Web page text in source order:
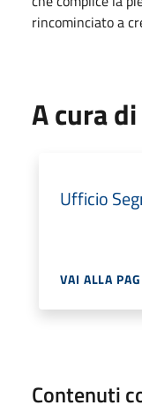
rincominciato a
A cura di
Ufficio
VAI ALLA
Contenuti